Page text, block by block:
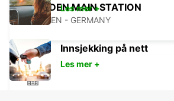
DRESDEN MAIN STATION
DRESDEN - GERMANY
Les mer +
Innsjekking på nett
Les mer +